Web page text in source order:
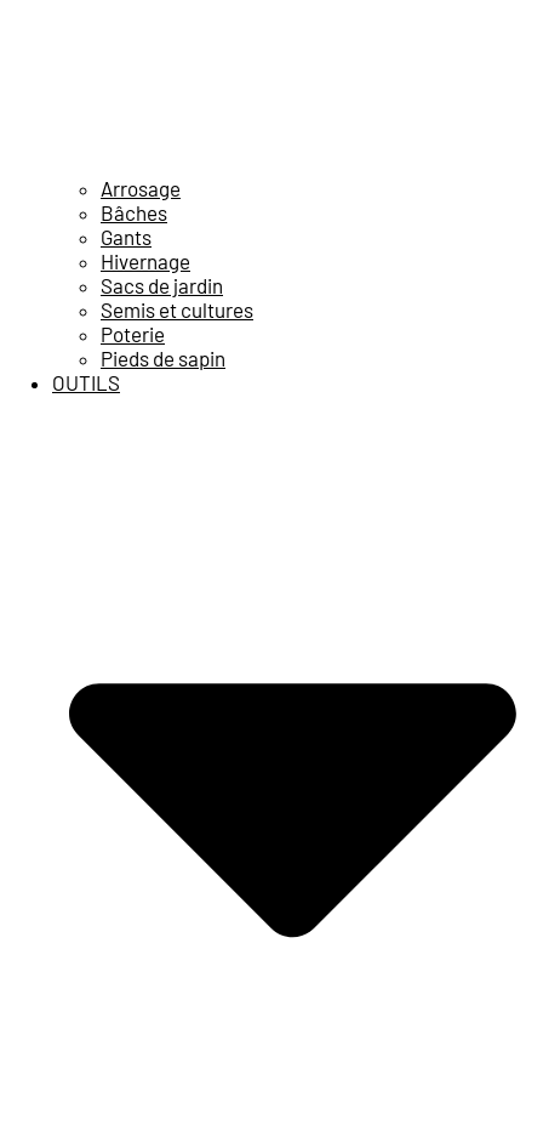
Arrosage
Bâches
Gants
Hivernage
Sacs de jardin
Semis et cultures
Poterie
Pieds de sapin
OUTILS